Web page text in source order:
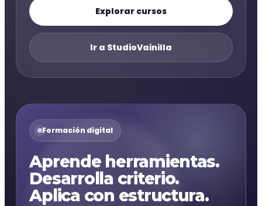
Explorar cursos
Ir a StudioVainilla
Formación digital
Aprende herramientas.
Desarrolla criterio.
Aplica con estructura.